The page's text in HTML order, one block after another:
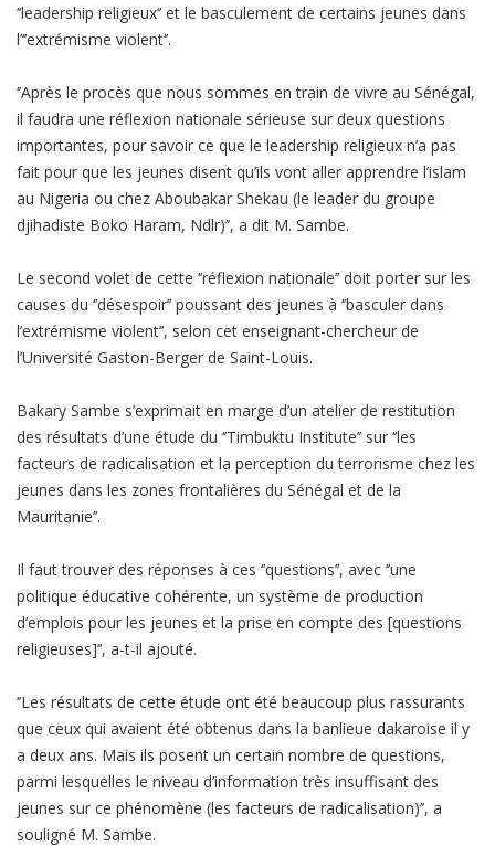
‘’leadership religieux‘’ et le basculement de certains jeunes dans
l’‘’extrémisme violent‘’.
‘’Après le procès que nous sommes en train de vivre au Sénégal,
il faudra une réflexion nationale sérieuse sur deux questions
importantes, pour savoir ce que le leadership religieux n’a pas
fait pour que les jeunes disent qu’ils vont aller apprendre l’islam
au Nigeria ou chez Aboubakar Shekau (le leader du groupe
djihadiste Boko Haram, Ndlr)’’, a dit M. Sambe.
Le second volet de cette ‘’réflexion nationale’’ doit porter sur les
causes du ‘’désespoir’’ poussant des jeunes à ‘’basculer dans
l’extrémisme violent’’, selon cet enseignant-chercheur de
l’Université Gaston-Berger de Saint-Louis.
Bakary Sambe s’exprimait en marge d’un atelier de restitution
des résultats d’une étude du ‘’Timbuktu Institute’’ sur ‘’les
facteurs de radicalisation et la perception du terrorisme chez les
jeunes dans les zones frontalières du Sénégal et de la
Mauritanie’’.
Il faut trouver des réponses à ces ‘’questions’’, avec ‘’une
politique éducative cohérente, un système de production
d’emplois pour les jeunes et la prise en compte des [questions
religieuses]’’, a-t-il ajouté.
‘’Les résultats de cette étude ont été beaucoup plus rassurants
que ceux qui avaient été obtenus dans la banlieue dakaroise il y
a deux ans. Mais ils posent un certain nombre de questions,
parmi lesquelles le niveau d’information très insuffisant des
jeunes sur ce phénomène (les facteurs de radicalisation)’’, a
souligné M. Sambe.